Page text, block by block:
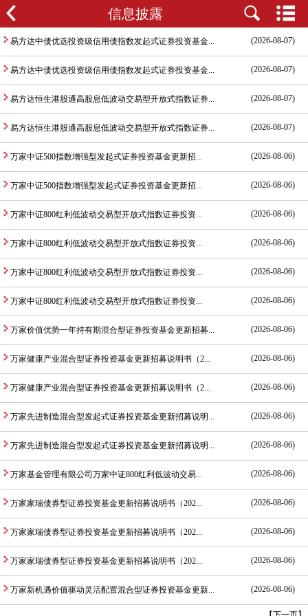
信息披露
易方达中债优选投资级信用债指数发起式证券投资基金... (2026-08-07)
易方达中债优选投资级信用债指数发起式证券投资基金... (2026-08-07)
易方达恒生港股通高股息低波动交易型开放式指数证券... (2026-08-07)
易方达恒生港股通高股息低波动交易型开放式指数证券... (2026-08-07)
万家中证500指数增强型发起式证券投资基金更新招... (2026-08-06)
万家中证500指数增强型发起式证券投资基金更新招... (2026-08-06)
万家中证800红利低波动交易型开放式指数证券投资... (2026-08-06)
万家中证800红利低波动交易型开放式指数证券投资... (2026-08-06)
万家中证800红利低波动交易型开放式指数证券投资... (2026-08-06)
万家中证800红利低波动交易型开放式指数证券投资... (2026-08-06)
万家价值优势一年持有期混合型证券投资基金更新招募... (2026-08-06)
万家健康产业混合型证券投资基金更新招募说明书（2... (2026-08-06)
万家健康产业混合型证券投资基金更新招募说明书（2... (2026-08-06)
万家先进制造混合型发起式证券投资基金更新招募说明... (2026-08-06)
万家先进制造混合型发起式证券投资基金更新招募说明... (2026-08-06)
万家基金管理有限公司万家中证800红利低波动交易... (2026-08-06)
万家家瑞债券型证券投资基金更新招募说明书（202... (2026-08-06)
万家家瑞债券型证券投资基金更新招募说明书（202... (2026-08-06)
万家家瑞债券型证券投资基金更新招募说明书（202... (2026-08-06)
万家新机遇价值驱动灵活配置混合型证券投资基金更新... (2026-08-06)